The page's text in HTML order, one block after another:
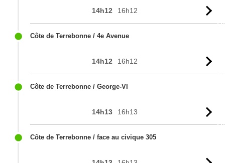
14h12 16h12
Côte de Terrebonne / 4e Avenue
14h12 16h12
Côte de Terrebonne / George-VI
14h13 16h13
Côte de Terrebonne / face au civique 305